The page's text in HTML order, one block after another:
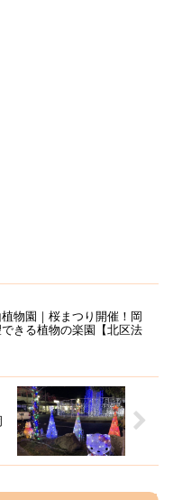
物園｜桜まつり開催！岡
きる植物の楽園【北区法